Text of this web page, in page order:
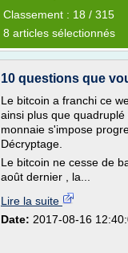
Classement : 18 / 315
8 articles sélectionnés
10 questions que
Le bitcoin a franchi ce
ainsi plus que
monnaie s'impose
Décryptage.
Le bitcoin ne cesse de
août dernier , la...
Lire la suite
Date: 2017-08-16